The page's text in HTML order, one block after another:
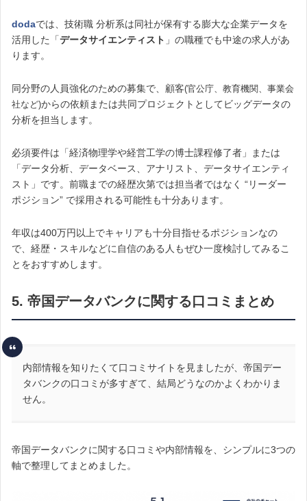
dodaでは、技術職 分析系は同社が保有する膨大な企業データを
活用した「データサイエンティスト 」の職種でも中途の求人があ
ります。
同分野の人員強化のための募集で、顧客(官公庁、教育機関、事業会
社など)からの依頼または共同プロジェクトとしてビッグデータの
分析を担当します。
必須要件は「経済物理学や経営工学の博士課程修了者」または
「データ分析、データベース、アナリスト、データサイエンティ
スト」です。前職までの経歴次第では担当者ではなく “リーダー
ポジション” で採用される可能性も十分あります。
年収は400万円以上でキャリアも十分目指せるポジションなの
で、経歴・スキルなどに自信のある人もぜひ一度検討してみるこ
とをおすすめします。
5. 帝国データバンクに関する口コミまとめ
内部情報を知りたくて口コミサイトを見ましたが、帝国デー
タバンクの口コミが多すぎて、結局どうなのかよくわかりま
せん。
帝国データバンクに関する口コミや内部情報を、シンプルに3つの
軸で整理してまとめました。